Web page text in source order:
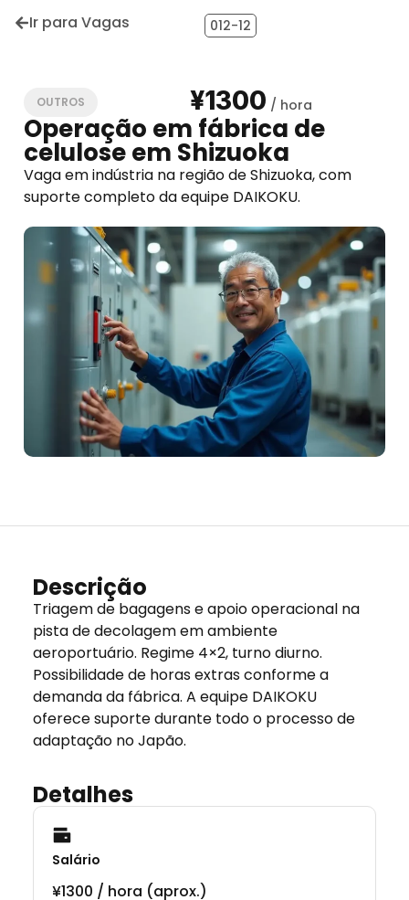
Ir para Vagas 012-12
OUTROS ¥1300
Operação em fábrica de
celulose em Shizuoka
Vaga em indústria na região de Shizuoka, com
suporte completo da equipe DAIKOKU.
Descrição
Triagem de bagagens e apoio operacional na
pista de decolagem em ambiente
aeroportuário. Regime 4×2, turno diurno.
Possibilidade de horas extras conforme a
demanda da fábrica. A equipe DAIKOKU
oferece suporte durante todo o processo de
adaptação no Japão.
Detalhes
Salário
¥1300 / hora (aprox.)